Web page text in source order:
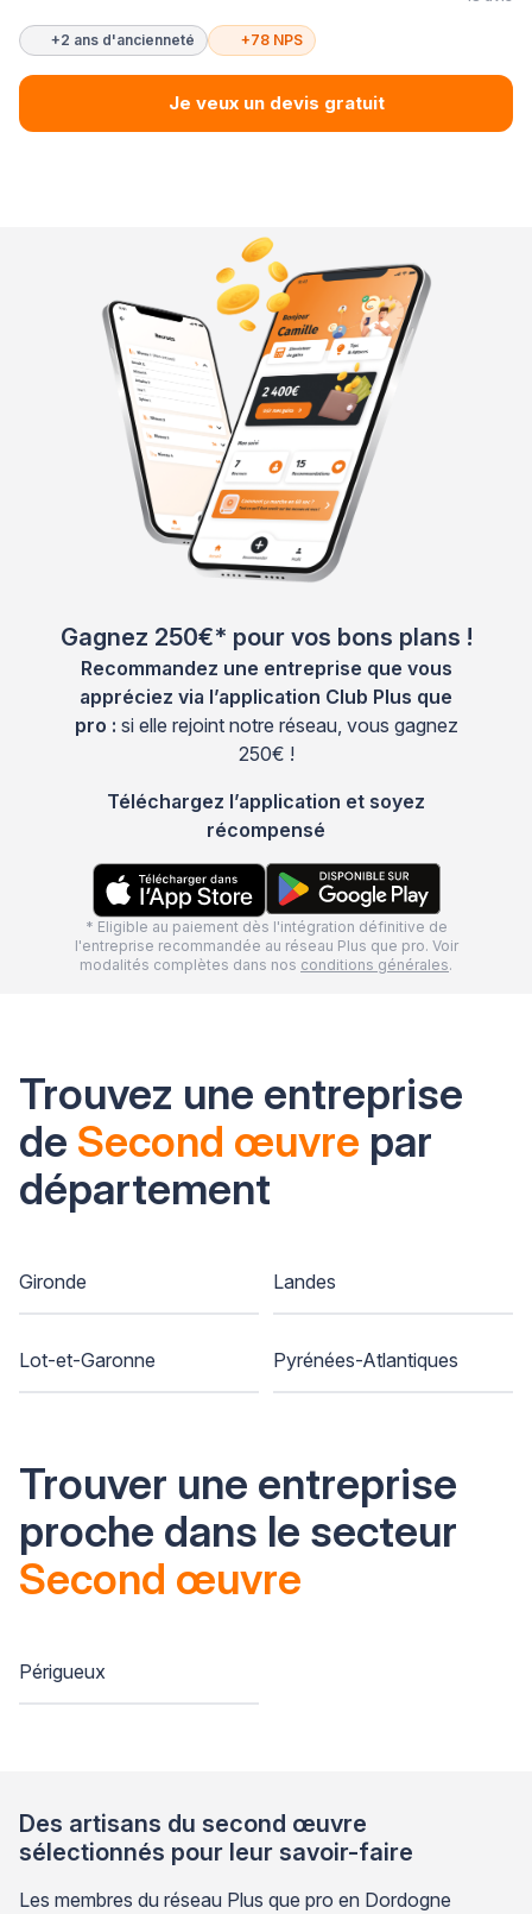
+2 ans d'ancienneté +78 NPS
Je veux un devis gratuit
Gagnez 250€* pour vos bons plans !
Recommandez une entreprise que vous
appréciez via l’application Club Plus que
pro : si elle rejoint notre réseau, vous gagnez
250€ !
Téléchargez l’application et soyez
récompensé
* Eligible au paiement dès l'intégration définitive de
l'entreprise recommandée au réseau Plus que pro. Voir
modalités complètes dans nos conditions générales.
Trouvez une entreprise
de Second œuvre par
département
Gironde Landes
Lot-et-Garonne Pyrénées-Atlantiques
Trouver une entreprise
proche dans le secteur
Second œuvre
Périgueux
Des artisans du second œuvre
sélectionnés pour leur savoir-faire
Les membres du réseau Plus que pro en Dordogne